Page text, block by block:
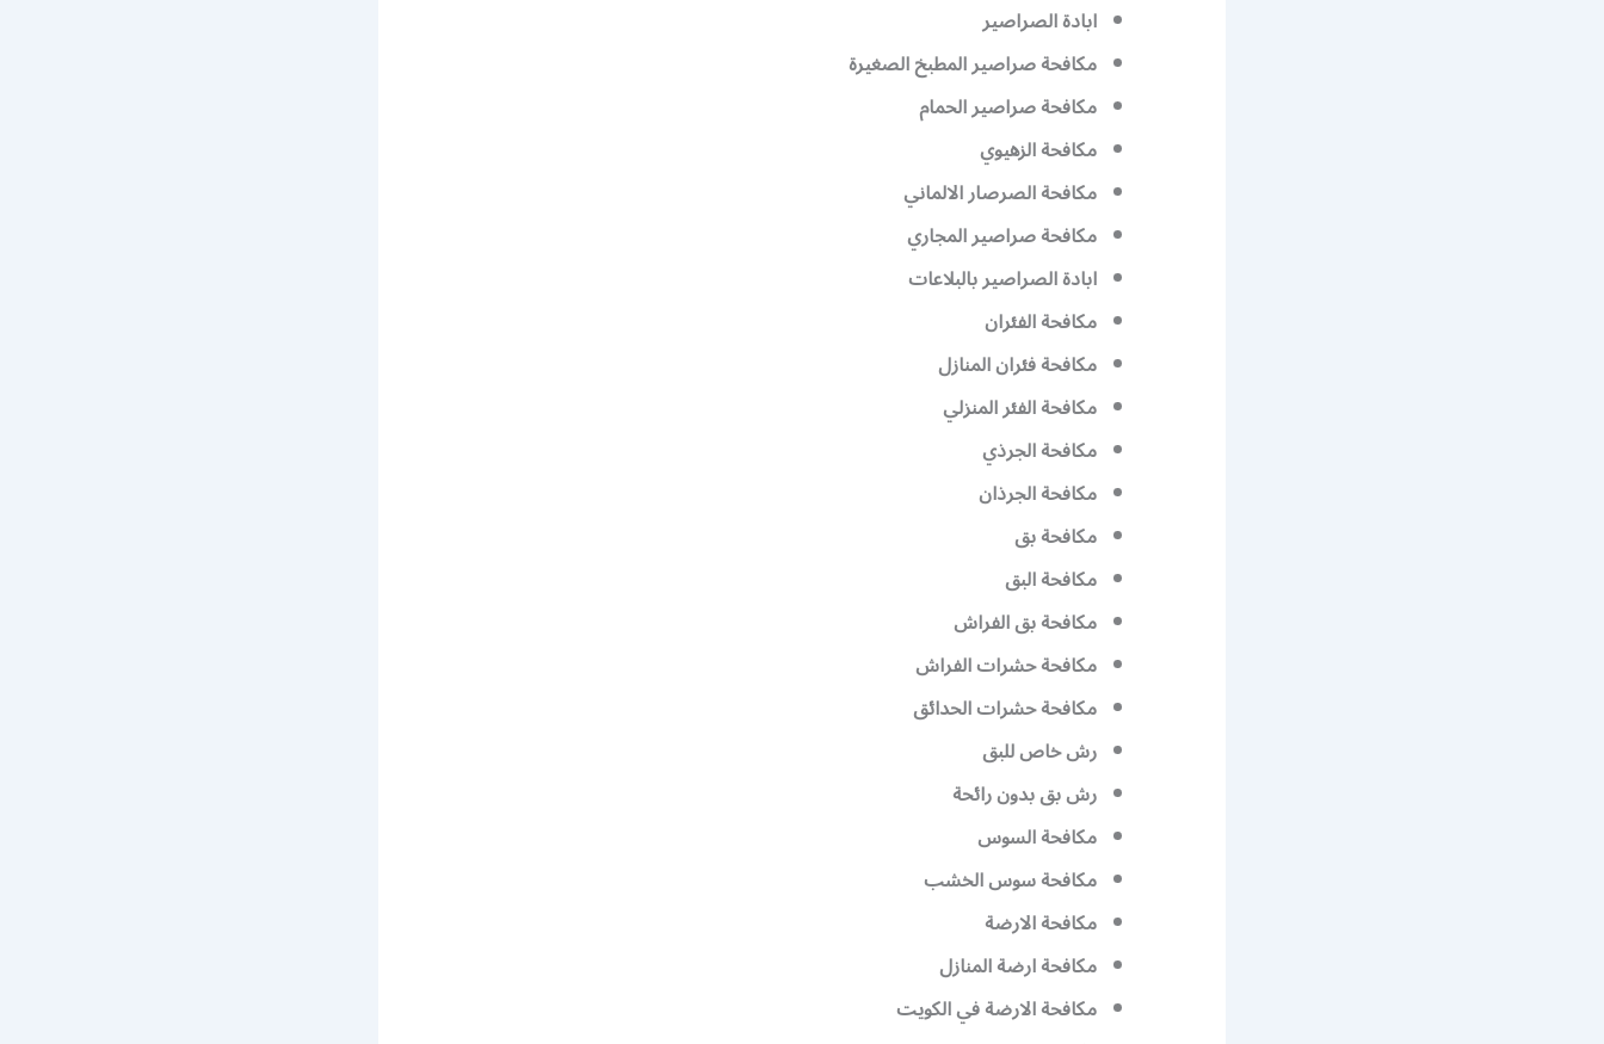
ابادة الصراصير
مكافحة صراصير المطبخ الصغيرة
مكافحة صراصير الحمام
مكافحة الزهيوي
مكافحة الصرصار الالماني
مكافحة صراصير المجاري
ابادة الصراصير بالبلاعات
مكافحة الفئران
مكافحة فئران المنازل
مكافحة الفئر المنزلي
مكافحة الجرذي
مكافحة الجرذان
مكافحة بق
مكافحة البق
مكافحة بق الفراش
مكافحة حشرات الفراش
مكافحة حشرات الحدائق
رش خاص للبق
رش بق بدون رائحة
مكافحة السوس
مكافحة سوس الخشب
مكافحة الارضة
مكافحة ارضة المنازل
مكافحة الارضة في الكويت